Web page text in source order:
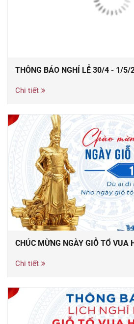
THÔNG BÁO NGHỈ LỄ 30/4 - 1/5/
Chi tiết
CHÚC MỪNG NGÀY GIỖ TỔ VUA
Chi tiết